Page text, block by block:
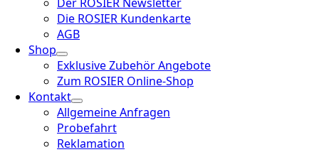
Die ROSIER Kundenkarte
AGB
Shop
Exklusive Zubehör Angebote
Zum ROSIER Online-Shop
Kontakt
Allgemeine Anfragen
Probefahrt
Reklamation